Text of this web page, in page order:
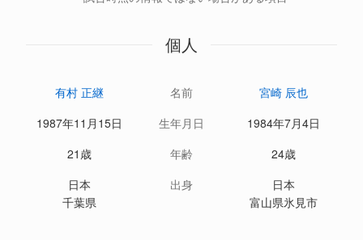
個人
有村 正継 名前
宮崎 辰也
1987年11月15日
生年月日
1984年7月4日
21歳
年齢
24歳
日本
千葉県
出身
日本
富山県氷見市